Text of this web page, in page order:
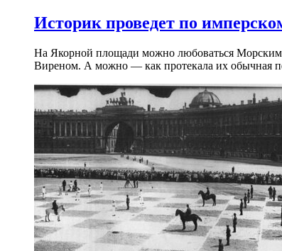
Историк проведет по
На Якорной площади можно любоваться Морским
Виреном. А можно — как протекала их обычная